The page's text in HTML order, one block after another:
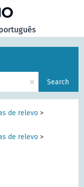
× Search
de relevo >
de relevo >